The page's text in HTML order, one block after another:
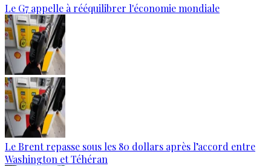
Le G7 appelle à rééquilibrer l'économie mondiale
Le Brent repasse sous les 80 dollars après l’accord entre
Washington et Téhéran